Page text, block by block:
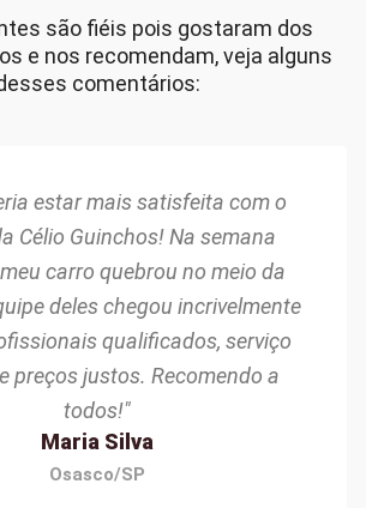
são fiéis pois gostaram dos
e nos recomendam, veja alguns
comentários:
estar mais satisfeita com o
Célio Guinchos! Na semana
carro quebrou no meio da
deles chegou incrivelmente
qualificados, serviço
preços justos. Recomendo a
todos!"
Maria Silva
Osasco/SP